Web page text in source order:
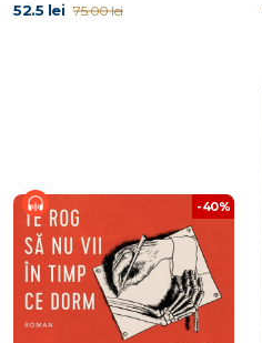
52.5 lei 75.00 lei
-40%